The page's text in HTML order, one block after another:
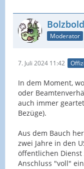
Bolzbold
Moderator
7. Juli 2024 11:42
In dem Moment,
oder
auch immer
Bezüge).
Aus dem Bauch
zwei Jahre in den
öffentlichen
Anschluss "voll"